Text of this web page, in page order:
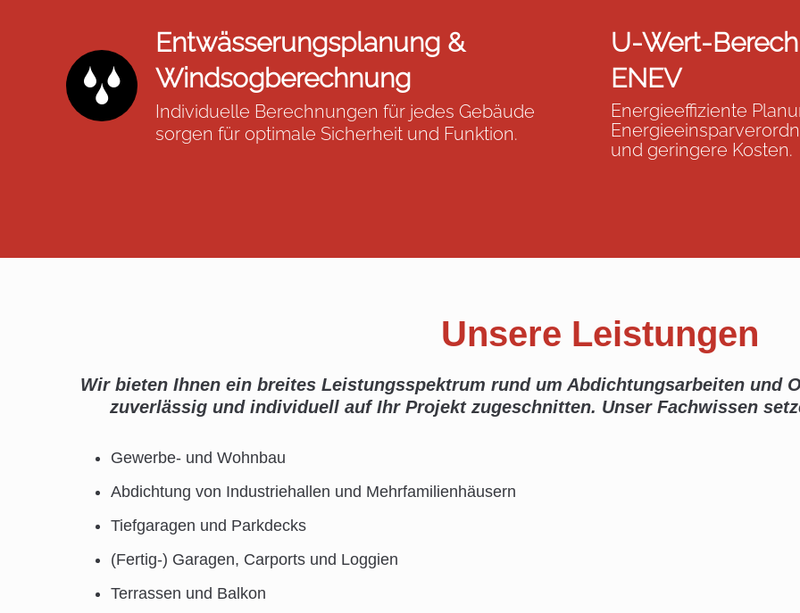
Entwässerungsplanung &
Windsogberechnung
Individuelle Berechnungen für jedes Gebäude
sorgen für optimale Sicherheit und Funktion.
U-Wert-
ENEV
Energieeffiziente
und geringere Kosten.
Unsere Leistungen
Wir bieten Ihnen ein breites Leistungsspektrum rund um Abdichtungsarbeiten und
zuverlässig und individuell auf Ihr Projekt zugeschnitten. Unser Fachwissen
Gewerbe- und Wohnbau
Abdichtung von Industriehallen und Mehrfamilienhäusern
Tiefgaragen und Parkdecks
(Fertig-) Garagen, Carports und Loggien
Terrassen und Balkon